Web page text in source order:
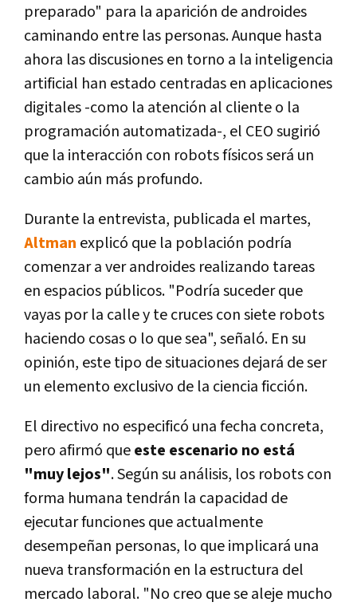
preparado" para la aparición de androides
caminando entre las personas. Aunque hasta
ahora las discusiones en torno a la inteligencia
artificial han estado centradas en aplicaciones
digitales -como la atención al cliente o la
programación automatizada-, el CEO sugirió
que la interacción con robots físicos será un
cambio aún más profundo.
Durante la entrevista, publicada el martes,
Altman explicó que la población podría
comenzar a ver androides realizando tareas
en espacios públicos. "Podría suceder que
vayas por la calle y te cruces con siete robots
haciendo cosas o lo que sea", señaló. En su
opinión, este tipo de situaciones dejará de ser
un elemento exclusivo de la ciencia ficción.
El directivo no especificó una fecha concreta,
pero afirmó queeste escenario no está
"muy lejos". Según su análisis, los robots con
forma humana tendrán la capacidad de
ejecutar funciones que actualmente
desempeñan personas, lo que implicará una
nueva transformación en la estructura del
mercado laboral. "No creo que se aleje mucho